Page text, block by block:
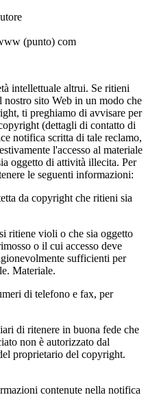
(punto) com
intellettuale altrui. Se ritieni
sito Web in un modo che
ti preghiamo di avvisare per
(dettagli di contatto di
notifica scritta di tale reclamo,
l'accesso al materiale
oggetto di attività illecita. Per
le seguenti informazioni:
da copyright che ritieni sia
ritiene violi o che sia oggetto
o il cui accesso deve
sufficienti per
Materiale.
di telefono e fax, per
di ritenere in buona fede che
non è autorizzato dal
proprietario del copyright.
contenute nella notifica